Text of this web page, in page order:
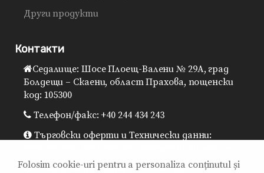
Други продукти
Контакти
Седалище: Шосе Плоещ-Валени № 29A, град
Болдещи – Скаени, област Прахова, пощенски
код: 105300
Телефон/факс: +40 244 434 243
Търговски оферти и Технически данни:
Генерален директор: 0725.930.906 /
Folosim cookie-uri pentru a personaliza conținutul și